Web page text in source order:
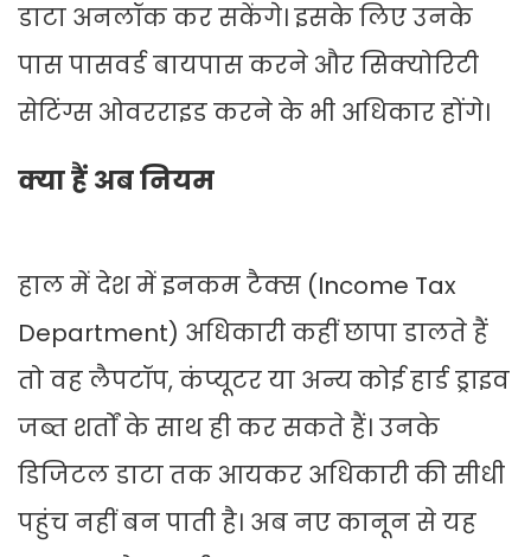
डाटा अनलॉक कर सकेंगे। इसके लिए उनके
पास पासवर्ड बायपास करने और सिक्योरिटी
सेटिंग्स ओवरराइड करने के भी अधिकार होंगे।
क्या हैं अब नियम
हाल में देश में इनकम टैक्स (Income Tax
Department) अधिकारी कहीं छापा डालते हैं
तो वह लैपटॉप, कंप्यूटर या अन्य कोई हार्ड ड्राइव
जब्त शर्तों के साथ ही कर सकते हैं। उनके
डिजिटल डाटा तक आयकर अधिकारी की सीधी
पहुंच नहीं बन पाती है। अब नए कानून से यह